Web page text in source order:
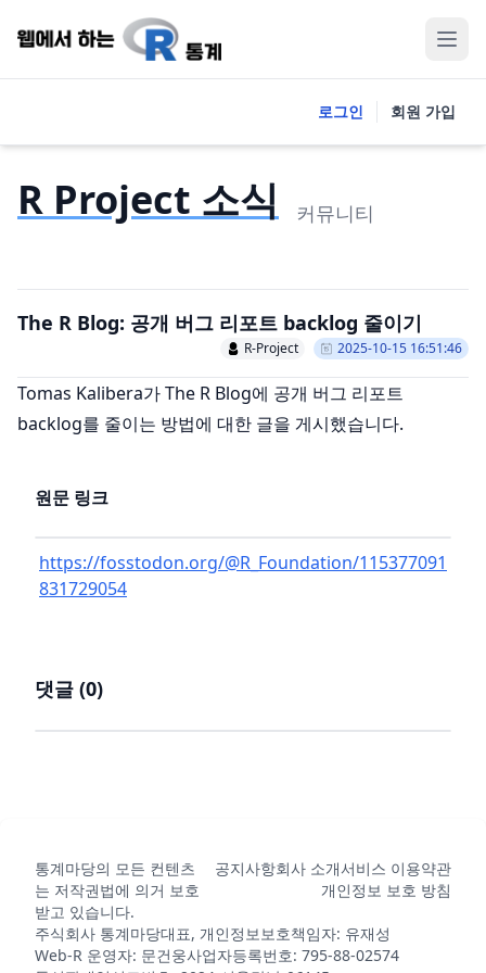
로그인 회원 가입
R Project 소식 커뮤니티
The R Blog: 공개 버그 리포트 backlog 줄이기
R-Project 2025-10-15 16:51:46
Tomas Kalibera가 The R Blog에 공개 버그 리포트
backlog를 줄이는 방법에 대한 글을 게시했습니다.
원문 링크
https://fosstodon.org/@R_Foundation/115377091
831729054
댓글 (0)
통계마당의 모든 컨텐츠
는 저작권법에 의거 보호
받고 있습니다.
공지사항회사 소개서비스 이용약관
개인정보 보호 방침
주식회사 통계마당대표, 개인정보보호책임자: 유재성
Web-R 운영자: 문건웅사업자등록번호: 795-88-02574